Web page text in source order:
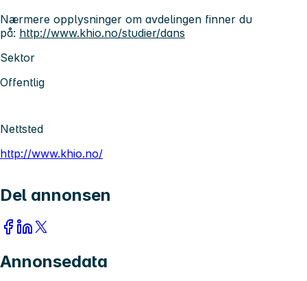
Nærmere opplysninger om avdelingen finner du
på: http://www.khio.no/studier/dans
Sektor
Offentlig
Nettsted
http://www.khio.no/
Del annonsen
Annonsedata